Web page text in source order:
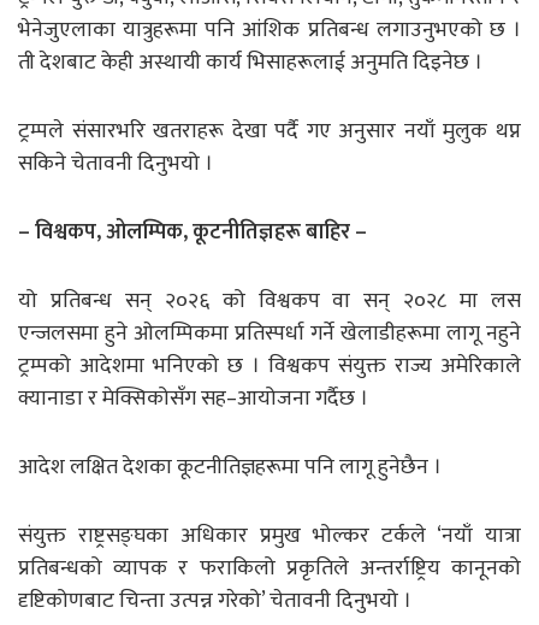
भेनेजुएलाका यात्रुहरूमा पनि आंशिक प्रतिबन्ध लगाउनुभएको छ ।
ती देशबाट केही अस्थायी कार्य भिसाहरूलाई अनुमति दिइनेछ ।
ट्रम्पले संसारभरि खतराहरू देखा पर्दै गए अनुसार नयाँ मुलुक थप्न
सकिने चेतावनी दिनुभयो ।
– विश्वकप, ओलम्पिक, कूटनीतिज्ञहरू बाहिर –
यो प्रतिबन्ध सन् २०२६ को विश्वकप वा सन् २०२८ मा लस
एन्जलसमा हुने ओलम्पिकमा प्रतिस्पर्धा गर्ने खेलाडीहरूमा लागू नहुने
ट्रम्पको आदेशमा भनिएको छ । विश्वकप संयुक्त राज्य अमेरिकाले
क्यानाडा र मेक्सिकोसँग सह–आयोजना गर्दैछ ।
आदेश लक्षित देशका कूटनीतिज्ञहरूमा पनि लागू हुनेछैन ।
संयुक्त राष्ट्रसङ्घका अधिकार प्रमुख भोल्कर टर्कले ‘नयाँ यात्रा
प्रतिबन्धको व्यापक र फराकिलो प्रकृतिले अन्तर्राष्ट्रिय कानूनको
दृष्टिकोणबाट चिन्ता उत्पन्न गरेको’ चेतावनी दिनुभयो ।